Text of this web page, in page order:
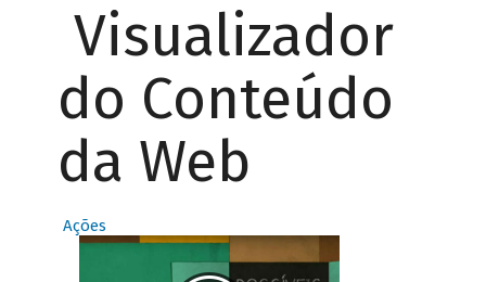
Visualizador
do Conteúdo
da Web
Ações